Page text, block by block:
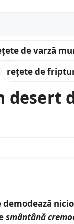
de varză
rețete de
desert
demodează
smântână